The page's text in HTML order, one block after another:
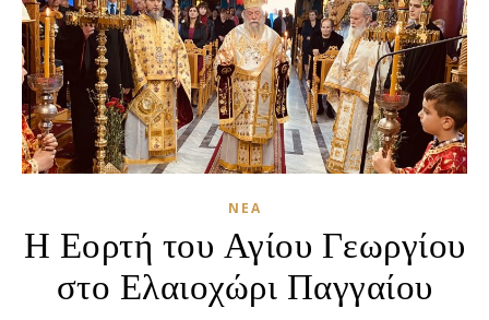
ΝΈΑ
Η Εορτή του Αγίου Γεωργίου
στο Ελαιοχώρι Παγγαίου